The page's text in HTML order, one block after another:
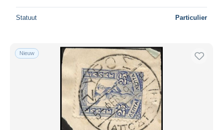
Statuut Particulier
Nieuw